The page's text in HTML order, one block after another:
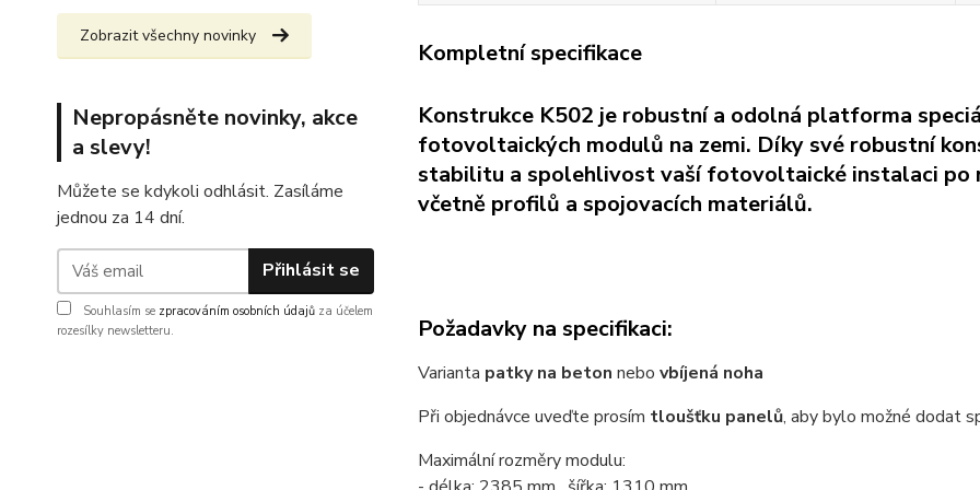
Zobrazit všechny novinky
Nepropásněte novinky, akce
a slevy!
Můžete se kdykoli odhlásit. Zasíláme
jednou za 14 dní.
Přihlásit se
Souhlasím se zpracováním osobních údajů za účelem
rozesílky newsletteru.
Kompletní specifikace
Konstrukce K502 je robustní a odolná platforma
fotovoltaických modulů na zemi. Díky své robustní
stabilitu a spolehlivost vaší fotovoltaické instalaci po
včetně profilů a spojovacích materiálů.
Požadavky na specifikaci:
Varianta patky na beton nebo vbíjená noha
Při objednávce uveďte prosím tloušťku panelů, aby bylo možné dodat
Maximální rozměry modulu: